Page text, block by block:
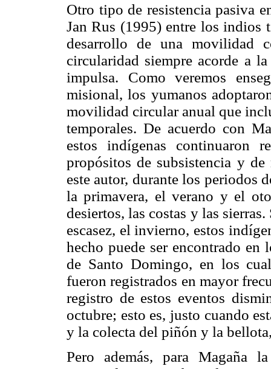
Otro tipo de resistencia pasiva
Jan Rus (1995) entre los indios
desarrollo de una movilidad
circularidad siempre acorde a
impulsa. Como veremos
misional, los yumanos
movilidad circular anual que
temporales. De acuerdo con
estos indígenas continuaron
propósitos de subsistencia y
este autor, durante los periodos
la primavera, el verano y el
desiertos, las costas y las
escasez, el invierno, estos
hecho puede ser encontrado
de Santo Domingo, en los
fueron registrados en mayor
registro de estos eventos
octubre; esto es, justo cuando
y la colecta del piñón y la
Pero además, para Magaña